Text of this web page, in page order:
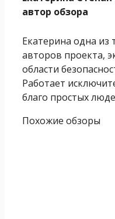
автор обзора
Екатерина одна из
авторов проекта,
области
Работает
благо простых
Похожие обзоры